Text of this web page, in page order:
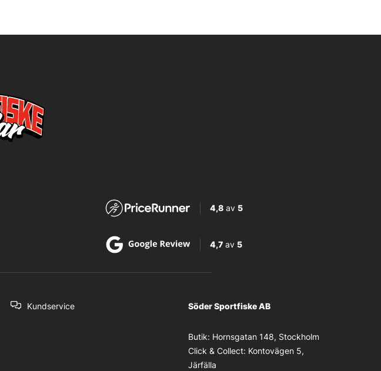
4,8av 5
4,7av 5
Kundservice Söder Sportfiske AB
Butik: Hornsgatan 148, Stockholm
Click & Collect: Kontovägen 5,
Järfälla